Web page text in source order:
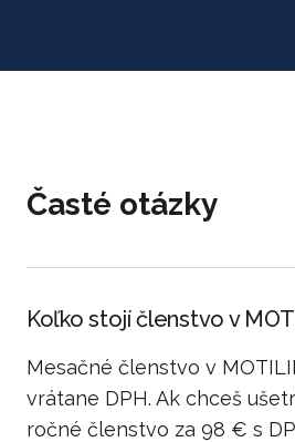
Časté otázky
Koľko stojí členstvo v
Mesačné členstvo v
vrátane DPH. Ak chceš
ročné členstvo za 98 € s